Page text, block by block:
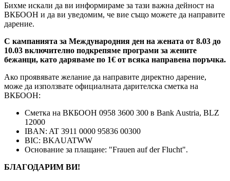
Бихме искали да ви информираме за тази важна дейност на
ВКБООН и да ви уведомим, че вие също можете да направите
дарение.
С кампанията за Международния ден на жената от 8.03 до
10.03 включително подкрепяме програми за жените
бежанци, като даряваме по 1€ от всяка направена поръчка.
Ако проявявате желание да направите директно дарение,
може да използвате официалната дарителска сметка на
ВКБООН:
Сметка на ВКБООН 0958 3600 300 в Bank Austria, BLZ
12000
IBAN: AT 3911 0000 95836 00300
BIC: BKAUATWW
Основание за плащане: "Frauen auf der Flucht".
БЛАГОДАРИМ ВИ!